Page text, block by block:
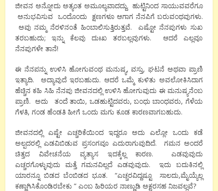
ಜೀವನ ಅನ್ನೋದು ಅತ್ಯಂತ ಅಮೂಲ್ಯವಾದದ್ದು. ಹುಟ್ಟಿನಿಂದ ಸಾಯುವವರೆಗೂ
ಅನುಭವಿಸುವ ಒಂದೊಂದು ಕ್ಷಣಗಳೂ ಆಗಾಗ ನೆನಪಿಗೆ ಬರುವಂಥವುಗಳು.
ಅವು ನಮ್ಮ ನೆರಳಿನಂತೆ ಹಿಂಬಾಲಿಸುತ್ತಿರುತ್ತವೆ. ಎಷ್ಟೋ ನೆನಪುಗಳು ಸುಖ
ತರಬಹುದು; ಇನ್ನು ಕೆಲವು ದುಃಖ ತರಬಲ್ಲವುಗಳು. ಆದರೆ ಎಲ್ಲವೂ
ನೆನಪುಗಳೇ ತಾನೆ!
ಈ ನೆನಪನ್ನು ಉಳಿಸಿ ಹೋಗುವಂಥ ಮನುಷ್ಯ, ವಸ್ತು, ಘಟನೆ ಅಥವಾ ಪ್ರಾಣಿ
ಇತ್ಯಾದಿ. ಅದ್ಯಾವುದೆ ಇರಬಹುದು. ಆದರೆ ಒಮ್ಮೆ ಕುಳಿತು ಅವಲೋಕಿಸಿದಾಗ
ಹೆಚ್ಚಿನ ಕಹಿ ಸಿಹಿ ನೆನಪು ಜೀವನದಲ್ಲಿ ಉಳಿಸಿ ಹೋಗುವುದು ಈ ಮನುಷ್ಯನೆಂಬ
ಪ್ರಾಣಿ. ಅದು ತಂದೆ ತಾಯಿ, ಒಡಹುಟ್ಟಿದವರು, ಬಂಧು ಬಾಂಧವರು, ಗೆಳೆಯ
ಗೆಳತಿ, ಗಂಡ ಹೆಂಡತಿ ಹೀಗೆ ಒಂದು ಮಗು ಕೂಡ ಕಾರಣವಾಗಬಹುದು.
ಜೀವನದಲ್ಲಿ ಎಷ್ಟೇ ಎಚ್ಚರಿಕೆಯಿಂದ ಇದ್ದರೂ ಅದು ಎಲ್ಲೋ ಒಂದು ಕಡೆ
ಅಲ್ಪದರಲ್ಲಿ ಎಡವಿಬಿಡುವ ಪ್ರಸಂಗವೂ ಎದುರಾಗುವುದಿದೆ. ಗಮನ ಅಂದರೆ
ಚಿತ್ತದ ವಿವೇಚನೆಯ ವ್ಯತ್ಯಾಸ ಇದಕ್ಕೆಲ್ಲ ಕಾರಣ. ಎಡವುವುದು
ಎಚ್ಚರಗೊಳ್ಳುವುದು ಮತ್ತೆ ಗಮನವಿಲ್ಲದೆ ಎಡವುವುದು. ಇದು ಬದುಕಿನಲ್ಲಿ
ಯಾರನ್ನೂ ಬಿಡದ ಬೆಂಬಿಡದ ಭೂತ. “ಎಚ್ಚರವಿದ್ದಷ್ಟೂ ಸಾಲದು,ಮೈಯ್ಯೆಲ್ಲ
ಕಣ್ಣಾಗಿಸಿಕೊಂಡಿರಬೇಕು ” ಎಂಬ ಹಿರಿಯರ ನಾಣ್ಣುಡಿ ಅಕ್ಷರಸಹ ನಿಜವಲ್ಲವೆ?